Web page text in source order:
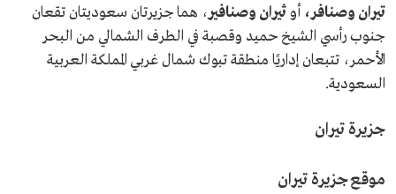
تيران وصنافر، أوثيران وصنافير، هما جزيرتان سعوديتان تقعان
جنوب رأسي الشيخ حميد وقصبة في الطرف الشمالي من البحر
الأحمر، تتبعان إداريًا منطقة تبوك شمال غربي المملكة العربية
السعودية.
جزيرة تيران
موقع جزيرة تيران